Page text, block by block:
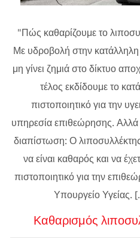
"Πώς καθαρίζουμε το
Με υδροβολή στην κατάλληλη
μη γίνει ζημιά στο δίκτυο
τέλος εκδίδουμε το
πιστοποιητικό για την
υπηρεσία επιθεώρησης. Αλλά
διαπίστωση: Ο
να είναι καθαρός και να
πιστοποιητικό για την
Υπουργείο Υγείας.
Καθαρισμός